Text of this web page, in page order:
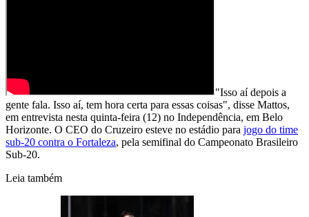
"Isso aí depois a
gente fala. Isso aí, tem hora certa para essas coisas", disse Mattos,
em entrevista nesta quinta-feira (12) no Independência, em Belo
Horizonte. O CEO do Cruzeiro esteve no estádio para jogo do time
sub-20 contra o Fortaleza, pela semifinal do Campeonato Brasileiro
Sub-20.
Leia também